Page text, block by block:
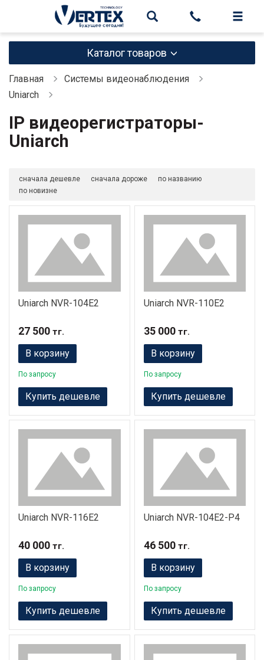
Каталог товаров
Главная
Системы видеонаблюдения
Uniarch
IP видеорегистраторы-
Uniarch
сначала дешевле сначала дороже
по названию
по новизне
Uniarch NVR-104E2
27 500 тг.
В корзину
По запросу
Купить дешевле
Uniarch NVR-110E2
35 000тг.
В корзину
По запросу
Купить дешевле
Uniarch NVR-116E2
40 000 тг.
В корзину
По запросу
Купить дешевле
Uniarch NVR-104E2-P4
46 500тг.
В корзину
По запросу
Купить дешевле